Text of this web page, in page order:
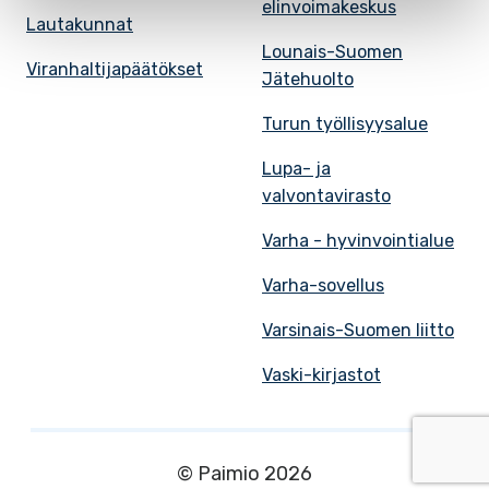
Lautakunnat
Viranhaltijapäätökset
elinvoimakeskus
Lounais-Suomen
Jätehuolto
Turun työllisyysalue
Lupa- ja
valvontavirasto
Varha - hyvinvointialue
Varha-sovellus
Varsinais-Suomen liitto
Vaski-kirjastot
© Paimio 2026